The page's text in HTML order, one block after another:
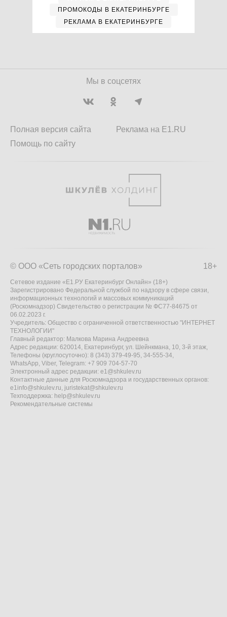
ПРОМОКОДЫ В ЕКАТЕРИНБУРГЕ
РЕКЛАМА В ЕКАТЕРИНБУРГЕ
Мы в соцсетях
Полная версия сайта
Помощь по сайту
Реклама на E1.RU
18+
© ООО «Сеть городских порталов»
Сетевое издание «Е1.РУ Екатеринбург Онлайн» (18+)
Зарегистрировано Федеральной службой по надзору в сфере связи,
информационных технологий и массовых коммуникаций
(Роскомнадзор) Свидетельство о регистрации № ФС77-84675 от
06.02.2023 г.
Учредитель: Общество с ограниченной ответственностью "ИНТЕРНЕТ
ТЕХНОЛОГИИ"
Главный редактор: Малкова Марина Андреевна
Адрес редакции: 620014, Екатеринбург, ул. Шейнкмана, 10, 3-й этаж,
Телефоны (круглосуточно): 8 (343) 379-49-95, 34-555-34,
WhatsApp, Viber, Telegram: +7 909 704-57-70
Электронный адрес редакции: e1@shkulev.ru
Контактные данные для Роскомнадзора и государственных органов:
e1info@shkulev.ru, juristekat@shkulev.ru
Техподдержка: help@shkulev.ru
Рекомендательные системы